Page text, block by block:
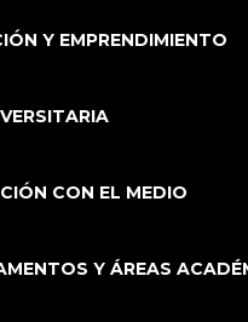
Y EMPRENDIMIENTO
CON EL MEDIO
Y ÁREAS